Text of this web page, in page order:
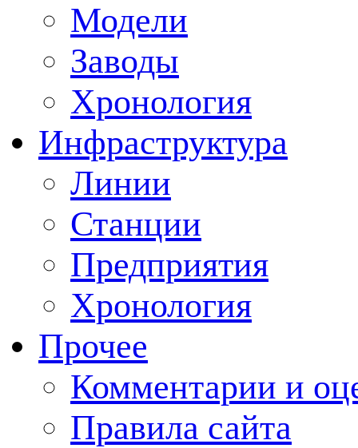
Модели
Заводы
Хронология
Инфраструктура
Линии
Станции
Предприятия
Хронология
Прочее
Комментарии и
Правила сайта